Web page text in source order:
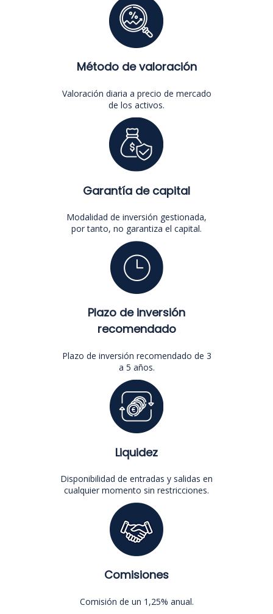
Método de valoración
Valoración diaria a precio de mercado
de los activos.
Garantía de capital
Modalidad de inversión gestionada,
por tanto, no garantiza el capital.
Plazo de inversión
recomendado
Plazo de inversión recomendado de 3
a 5 años.
Liquidez
Disponibilidad de entradas y salidas en
cualquier momento sin restricciones.
Comisiones
Comisión de un 1,25% anual.